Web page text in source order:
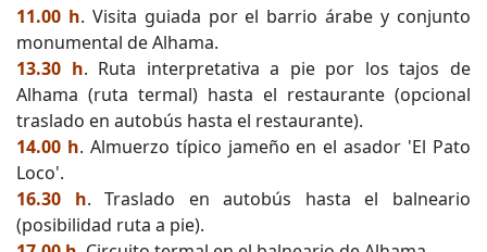
11.00 h. Visita guiada por el barrio árabe y conjunto
monumental de Alhama.
13.30 h. Ruta interpretativa a pie por los tajos de
Alhama (ruta termal) hasta el restaurante (opcional
traslado en autobús hasta el restaurante).
14.00 h. Almuerzo típico jameño en el asador 'El Pato
Loco'.
16.30 h. Traslado en autobús hasta el balneario
(posibilidad ruta a pie).